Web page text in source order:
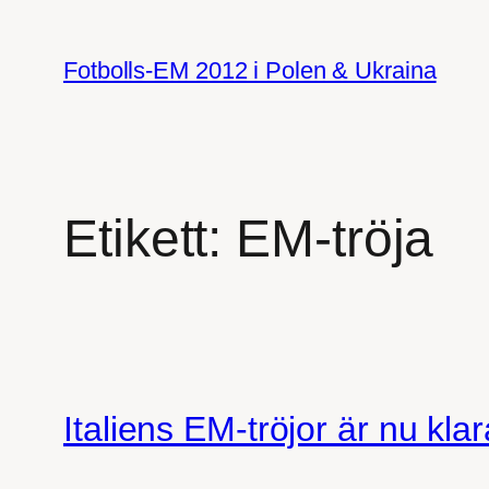
innehåll
Fotbolls-EM 2012 i Polen & Ukraina
Etikett: EM-tröja
Italiens EM-tröjor är nu